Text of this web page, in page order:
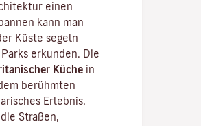
einen
kann man
Küste segeln
erkunden. Die
Küche in
berühmten
Erlebnis,
Straßen,